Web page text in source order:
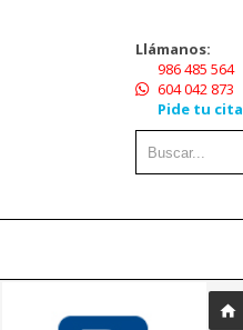
Llámanos:
986 485 564
604 042 873
Pide tu cita